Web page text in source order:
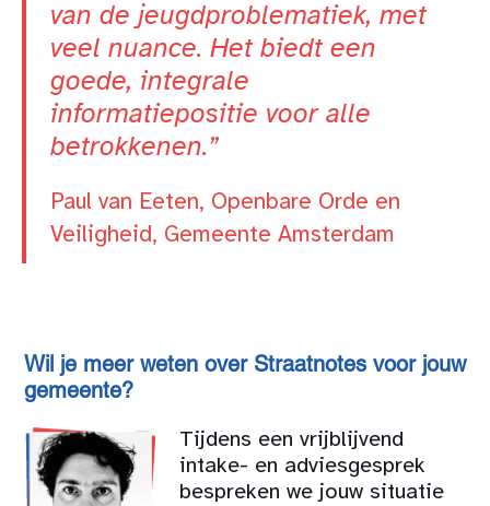
van de jeugdproblematiek, met
veel nuance. Het biedt een
goede, integrale
informatiepositie voor alle
betrokkenen.”
Paul van Eeten, Openbare Orde en
Veiligheid, Gemeente Amsterdam
Wil je meer weten over Straatnotes voor jouw
gemeente?
Tijdens een vrijblijvend
intake- en adviesgesprek
bespreken we jouw situatie